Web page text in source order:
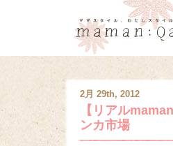
2月 29th, 2012
【リアル
ンカ市場